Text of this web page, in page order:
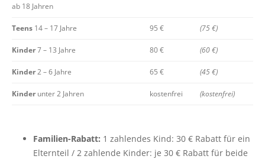
ab 18 Jahren
Teens 14 – 17 Jahre 95 € (75 €)
Kinder7 – 13 Jahre 80 € (60 €)
Kinder2 – 6 Jahre 65 € (45 €)
Kinder unter 2 Jahren kostenfrei (kostenfrei)
Familien-Rabatt: 1 zahlendes Kind: 30 € Rabatt für ein
Elternteil / 2 zahlende Kinder: je 30 € Rabatt für beide